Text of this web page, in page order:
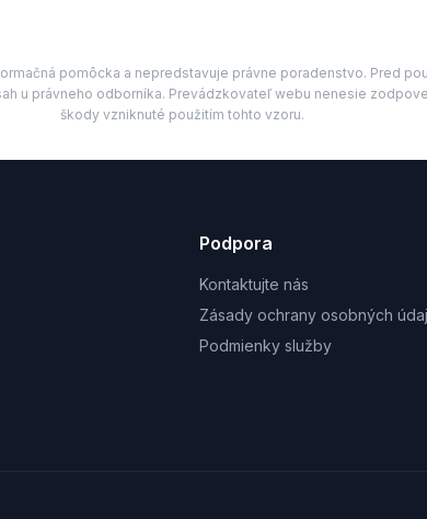
............................................
pomôcka a nepredstavuje právne poradenstvo. Pred
u právneho odborníka. Prevádzkovateľ webu nenesie
škody vzniknuté použitím tohto vzoru.
Podpora
Kontaktujte nás
Zásady ochrany osobných
Podmienky služby